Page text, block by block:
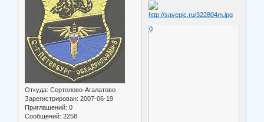
Откуда: Сертолово-Агалатово
Зарегистрирован: 2007-06-19
Приглашений: 0
Сообщений: 2258
0